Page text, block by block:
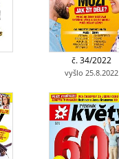
č. 34/2022
vyšlo 25.8.2022